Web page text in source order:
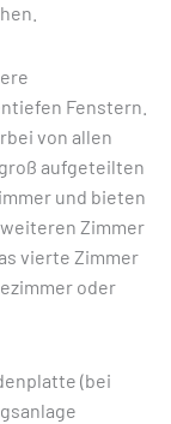
Fenstern.
von allen
aufgeteilten
und bieten
Zimmer
vierte Zimmer
oder
(bei